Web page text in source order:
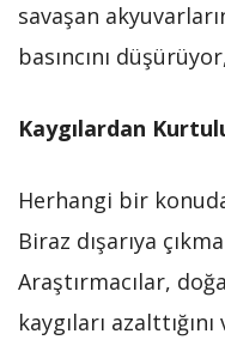
savaşan
basıncını
Kaygılardan
Herhangi bir
Biraz dışarıya
Araştırmacılar,
kaygıları